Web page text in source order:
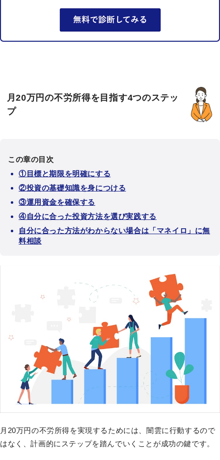
月20万円の不労所得を目指す4つのステッ
プ
この章の目次
①目標と期限を明確にする
②投資の基礎知識を身につける
③運用資金を確保する
④自分に合った投資方法を選び実践する
自分に合った方法がわからない場合は「マネイロ」に無
料相談
月20万円の不労所得を実現するためには、闇雲に行動するので
はなく、計画的にステップを踏んでいくことが成功の鍵です。